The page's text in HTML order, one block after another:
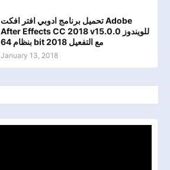
تحميل برنامج ادوبي افتر افكت Adobe
After Effects CC 2018 v15.0.0 للويندوز
بنظام 64 bit مع التفعيل 2018
January 13, 2018